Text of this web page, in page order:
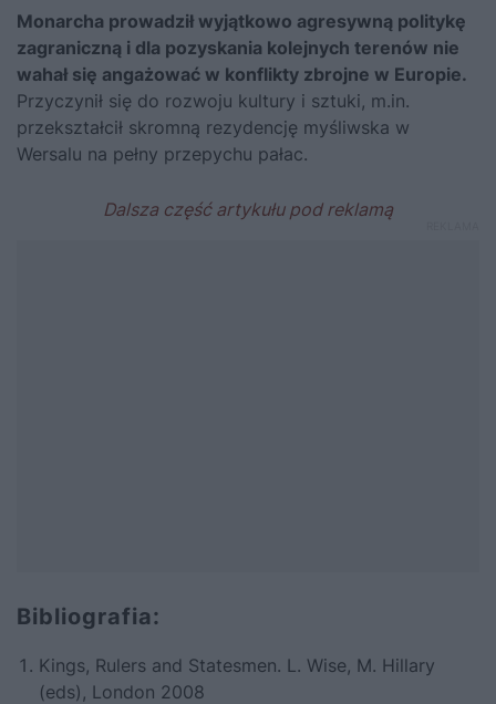
Monarcha prowadził wyjątkowo agresywną politykę
zagraniczną i dla pozyskania kolejnych terenów nie
wahał się angażować w konflikty zbrojne w Europie.
Przyczynił się do rozwoju kultury i sztuki, m.in.
przekształcił skromną rezydencję myśliwska w
Wersalu na pełny przepychu pałac.
Bibliografia:
Kings, Rulers and Statesmen. L. Wise, M. Hillary
(eds), London 2008